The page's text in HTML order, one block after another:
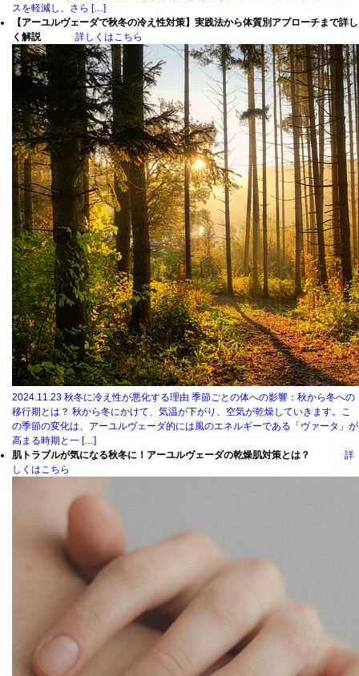
スを軽減し、さら […]
【アーユルヴェーダで秋冬の冷え性対策】実践法から体質別アプローチまで詳し
く解説
詳しくはこちら
2024.11.23 秋冬に冷え性が悪化する理由 季節ごとの体への影響：秋から冬への
移行期とは？ 秋から冬にかけて、気温が下がり、空気が乾燥していきます。こ
の季節の変化は、アーユルヴェーダ的には風のエネルギーである「ヴァータ」が
高まる時期と一 […]
肌トラブルが気になる秋冬に！アーユルヴェーダの乾燥肌対策とは？
詳
しくはこちら